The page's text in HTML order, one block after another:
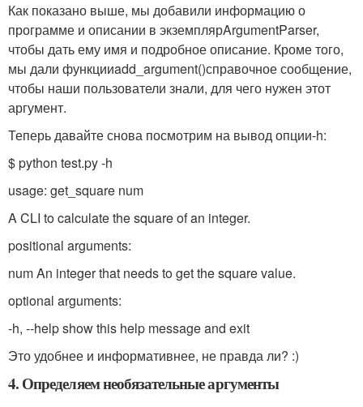
Как показано выше, мы добавили информацию о
программе и описании в экземплярArgumentParser,
чтобы дать ему имя и подробное описание. Кроме того,
мы дали функцииadd_argument()справочное сообщение,
чтобы наши пользователи знали, для чего нужен этот
аргумент.
Теперь давайте снова посмотрим на вывод опции-h:
$ python test.py -h
usage: get_square num
A CLI to calculate the square of an integer.
positional arguments:
num An integer that needs to get the square value.
optional arguments:
-h, --help show this help message and exit
Это удобнее и информативнее, не правда ли? :)
4. Определяем необязательные аргументы